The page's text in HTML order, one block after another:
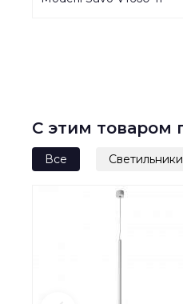
С этим товаром
Все Светильники